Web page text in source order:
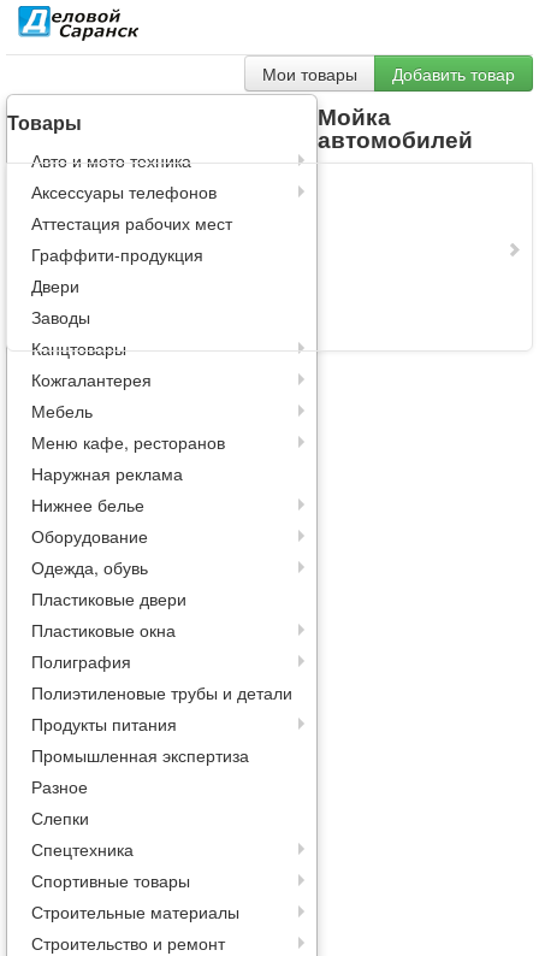
Мои товары Добавить товар
Товары
Авто и мото техника
Аксессуары телефонов
Аттестация рабочих мест
Граффити-продукция
Двери
Заводы
Канцтовары
Кожгалантерея
Мебель
Меню кафе, ресторанов
Наружная реклама
Нижнее белье
Оборудование
Одежда, обувь
Пластиковые двери
Пластиковые окна
Полиграфия
Полиэтиленовые трубы и детали
Продукты питания
Промышленная экспертиза
Разное
Слепки
Спецтехника
Спортивные товары
Строительные материалы
Строительство и ремонт
Мойка
автомобилей